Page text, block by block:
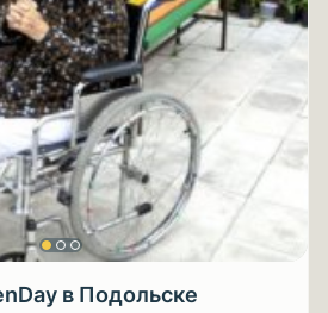
в Подольске